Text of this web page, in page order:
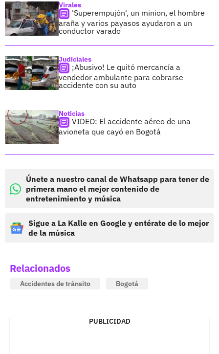
Virales
'Superempujón', un minion, el hombre
araña y varios payasos ayudaron a un
conductor varado
Judiciales
¡Abusivo! Le quitó mercancía a
vendedor ambulante para cobrarse
accidente con su auto
Noticias
VIDEO: El accidente aéreo de una
avioneta que cayó en Bogotá
Únete a nuestro canal de Whatsapp para tener de
primera mano el mejor contenido de
entretenimiento y música
Sigue a La Kalle en Google y entérate de lo mejor
de la música
Relacionados
Accidentes de tránsito Bogotá
PUBLICIDAD